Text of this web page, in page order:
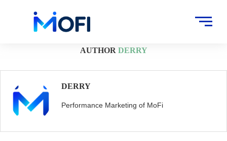
Archives for Derry
AUTHOR DERRY
DERRY
Performance Marketing of MoFi